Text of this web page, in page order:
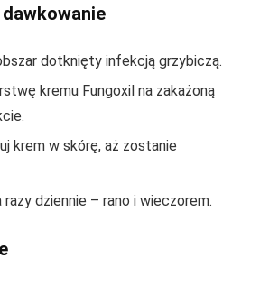
dotknięty infekcją grzybiczą.
kremu Fungoxil na zakażoną
krem w skórę, aż zostanie
dziennie – rano i wieczorem.